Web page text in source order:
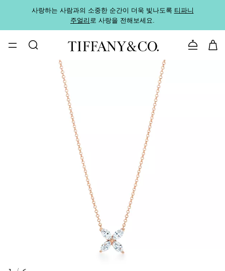
사랑하는 사람과의 소중한 순간이 더욱 빛나도록 티파니
주얼리로 사랑을 전해보세요.
문의하기